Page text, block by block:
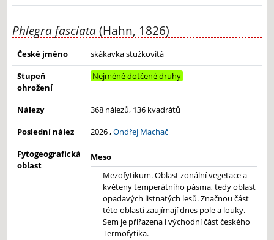
Phlegra fasciata(Hahn, 1826)
České jméno
skákavka stužkovitá
Stupeň
ohrožení
Nejméně dotčené druhy
Nálezy
368 nálezů, 136 kvadrátů
Poslední nález
2026 ,Ondřej Machač
Fytogeografická
oblast
Meso
Mezofytikum. Oblast zonální vegetace a
květeny temperátního pásma, tedy oblast
opadavých listnatých lesů. Značnou část
této oblasti zaujímají dnes pole a louky.
Sem je přiřazena i východní část českého
Termofytika.